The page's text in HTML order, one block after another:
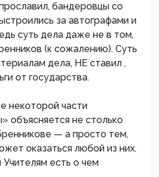
бандеровцы со
за автографами и
суть дела даже не в том,
(к сожалению). Суть
дела, НЕ ставил ,
от государства.
некоторой части
объясняется не столько
— а просто тем,
оказаться любой из них.
Учителям есть о чем